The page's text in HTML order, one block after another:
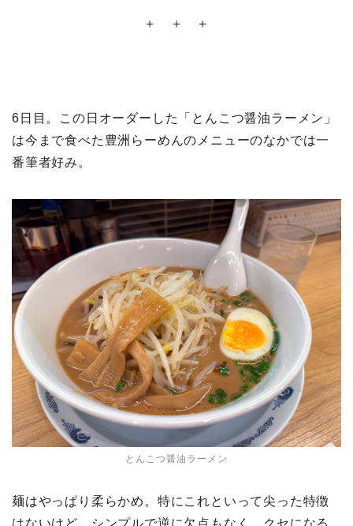
＋ ＋ ＋
6日目。この日オーダーした「とんこつ醤油ラーメン」
は今まで食べた豊洲らーめんのメニューのなかでは一
番筆者好み。
とんこつ醤油ラーメン
麺はやっぱり柔らかめ。特にこれといって尖った特徴
はないけど、シンプルで逆に欠点もなく、クセになる